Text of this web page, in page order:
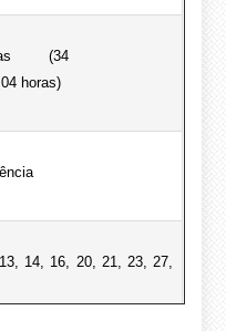
(34
horas)
14, 16, 20, 21, 23, 27,